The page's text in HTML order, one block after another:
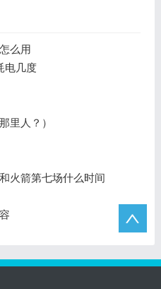
么用
电几度
里人？）
火箭第七场什么时间